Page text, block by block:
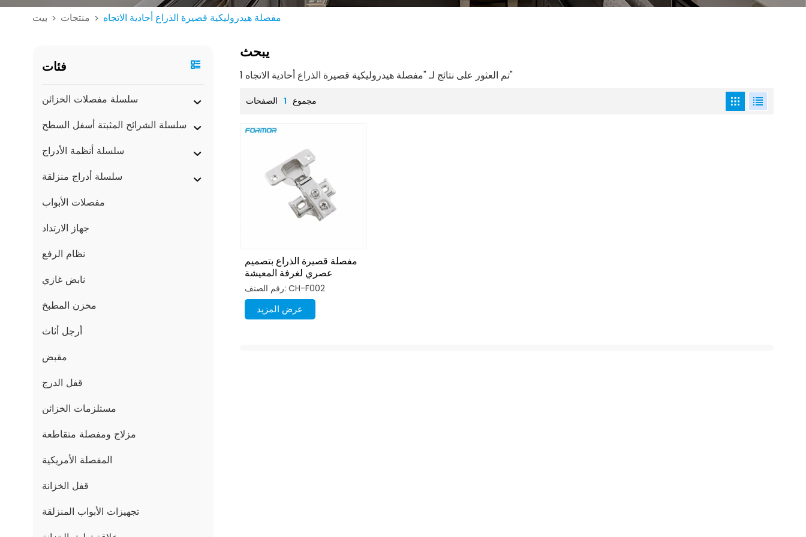
بيت > منتجات > مفصلة هيدروليكية قصيرة الذراع أحادية الاتجاه
فئات
سلسلة مفصلات الخزائن
سلسلة الشرائح المثبتة أسفل السطح
سلسلة أنظمة الأدراج
سلسلة أدراج منزلقة
مفصلات الأبواب
جهاز الارتداد
نظام الرفع
نابض غازي
مخزن المطبخ
أرجل أثاث
مقبض
قفل الدرج
مستلزمات الخزائن
مزلاج ومفصلة متقاطعة
المفصلة الأمريكية
قفل الخزانة
تجهيزات الأبواب المنزلقة
يبحث
1 تم العثور على نتائج لـ "مفصلة هيدروليكية قصيرة الذراع أحادية الاتجاه"
مجموع 1 الصفحات
مفصلة قصيرة الذراع بتصميم
عصري لغرفة المعيشة
رقم الصنف: CH-F002
عرض المزيد